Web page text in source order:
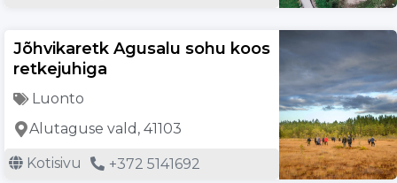
Jõhvikaretk Agusalu sohu koos
retkejuhiga
Luonto
Alutaguse vald, 41103
Kotisivu +372 5141692